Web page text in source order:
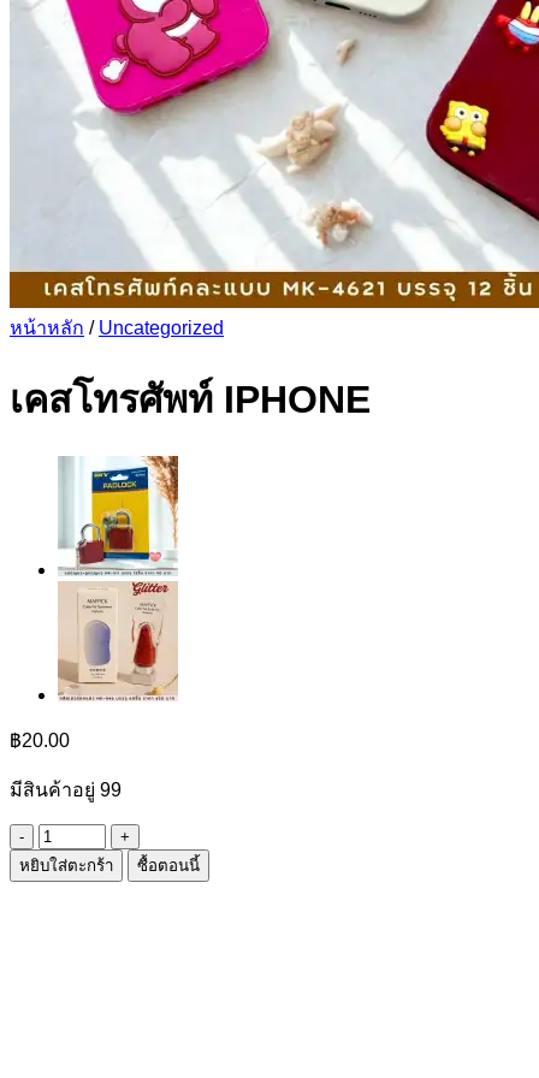
หน้าหลัก / Uncategorized
เคสโทรศัพท์ IPHONE
฿20.00
มีสินค้าอยู่ 99
จำนวน
เคส
หยิบใส่ตะกร้า ซื้อตอนนี้